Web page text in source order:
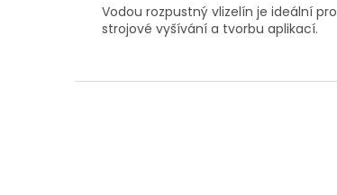
Vodou rozpustný vlizelín je ideální pro
strojové vyšívání a tvorbu aplikací.